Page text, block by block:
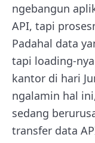
ngebangun
API, tapi
Padahal data
tapi loading-
kantor di hari
ngalamin hal
sedang
transfer data